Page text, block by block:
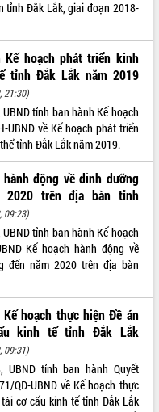
tỉnh Đắk Lắk, giai đoạn 2018-
Kế hoạch phát triển kinh
tỉnh Đắk Lắk năm 2019
21:30)
tỉnh ban hành Kế hoạch
UBND về Kế hoạch phát triển
tỉnh Đắk Lắk năm 2019.
hành động về dinh dưỡng
2020 trên địa bàn tỉnh
09:23)
tỉnh ban hành Kế hoạch
Kế hoạch hành động về
đến năm 2020 trên địa bàn
Kế hoạch thực hiện Đề án
kinh tế tỉnh Đắk Lắk
09:31)
UBND tỉnh ban hành Quyết
QĐ-UBND về Kế hoạch thực
cơ cấu kinh tế tỉnh Đắk Lắk